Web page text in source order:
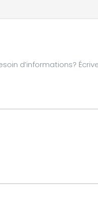
d’informations?